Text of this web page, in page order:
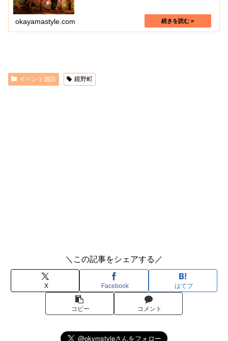
okayamastyle.com
イベント施設 鏡野町
＼この記事をシェアする／
X Facebook はてブ
コピー コメント